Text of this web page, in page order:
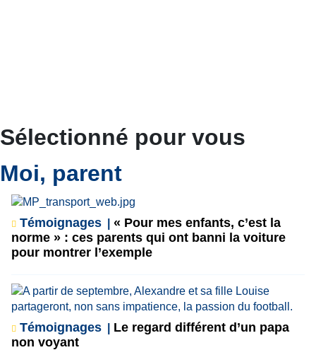
Sélectionné pour vous
Moi, parent
Témoignages
« Pour mes enfants, c’est la
norme » : ces parents qui ont banni la voiture
pour montrer l’exemple
Témoignages
Le regard différent d’un papa
non voyant